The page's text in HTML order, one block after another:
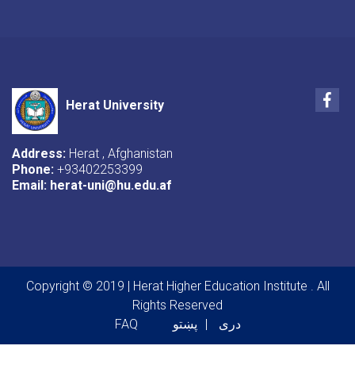
Herat University
Address: Herat , Afghanistan
Phone: +93402253399
Email: herat-uni@hu.edu.af
Copyright © 2019 | Herat Higher Education Institute . All
Rights Reserved
Footer menu
FAQ پښتو دری